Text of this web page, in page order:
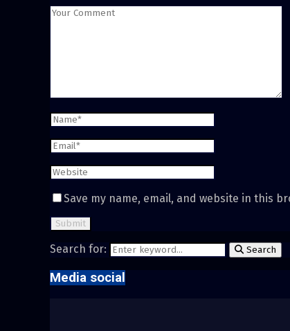
Save my name, email, and website in this
Search for: Search
Media social